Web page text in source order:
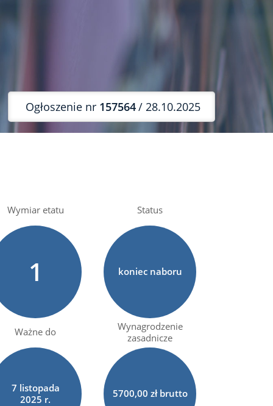
Ogłoszenie nr 157564/ 28.10.2025
Wymiar etatu
1
Status
koniec naboru
Ważne do
7 listopada
2025 r.
Wynagrodzenie
zasadnicze
5700,00 zł brutto